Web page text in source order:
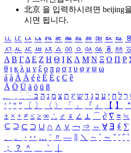
北京 을 입력하시려면 beijing
시면 됩니다.
ㅥ ㅦ ㅧ ㅨ ㅩ ㅪ ㅫ ㅬ ㅭ ㅮ ㅯ ㅰ ㅱ
ㅺ ㅻ ㅼ ㅽ ㅾ ㅿ ㆀ ㆁ ㆂ ㆃ ㆄ ㆅ
Α Β ΓΔ Ε Ζ Η Θ Ι ΚΛ Μ Ν Ξ Ο Π Ρ
θ ι κ λ μ ν ξ ο π ρ σ τ υ φ χ ψ ω
á à Á À é è É È ç Ç ê
Ä Ö Ü ä ö ü ß
ִֶֹ ֻּ ׁׂ ך ל ח י ע כ ג ד ש ץ ת צ מ נ ה ב
‘ ’ “ ” 〔 〕 〈 〉 「 」 『 』 【 】 ＂
± × ÷ ≠ ≤ ≥ ∞ ∴ ♂ ♀ ∠ ⊥ ⌒ ∂ ∇ ≡ ≒
⊆ ⊇ ⊂ ⊃ ∪ ∩ ∧ ∨ ￢ ⇒ ⇔ ∀ ∃ ∮ ∑
、
。 · ‥ … ¨ 〃 ― ＼ ∼ ´ ～ ˇ ˘ ˝ ˚
；
？ ＾ ｀